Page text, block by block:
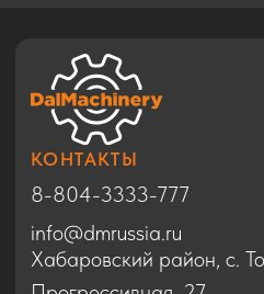
КАТАЛОГ
Экскаваторы
Бульдозеры
Фронтальные погрузчики
Автогрейдеры
Дорожные катки
Спецтехника HYUNDAI
Спецтехника ZOOMLION
Спецтехника SINOMACH
ДОПОЛНИТЕЛЬНО
Запчасти